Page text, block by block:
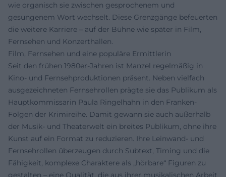
wie organisch sie zwischen gesprochenem und
gesungenem Wort wechselt. Diese Grenzgänge befeuerten
die weitere Karriere – auf der Bühne wie später in Film,
Fernsehen und Konzerthallen.
Film, Fernsehen und eine populäre Ermittlerin
Seit den frühen 1980er-Jahren ist Manzel regelmäßig in
Kino- und Fernsehproduktionen präsent. Neben vielfach
ausgezeichneten Fernsehrollen prägte sie das Publikum als
Hauptkommissarin Paula Ringelhahn in den Franken-
Folgen der Krimireihe. Damit gewann sie auch außerhalb
der Musik- und Theaterwelt ein breites Publikum, ohne ihre
Kunst auf ein Format zu reduzieren. Ihre Leinwand- und
Fernsehrollen überzeugen durch Subtext, Timing und die
Fähigkeit, komplexe Charaktere als „hörbare“ Figuren zu
gestalten – eine Qualität, die aus ihrer musikalischen Arbeit